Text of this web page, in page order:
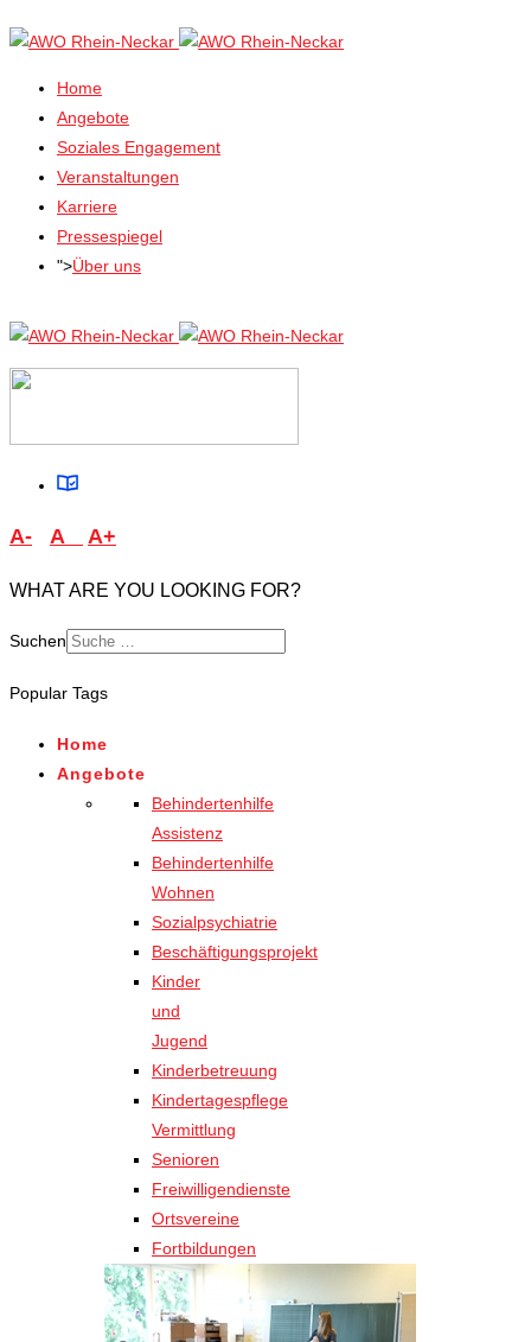
Home
Angebote
Soziales Engagement
Veranstaltungen
Karriere
Pressespiegel
">Über uns
A- A A+
WHAT ARE YOU LOOKING FOR?
Suchen
Popular Tags
Home
Angebote
Behindertenhilfe
Assistenz
Behindertenhilfe
Wohnen
Sozialpsychiatrie
Beschäftigungsprojekt
Kinder
und
Jugend
Kinderbetreuung
Kindertagespflege
Vermittlung
Senioren
Freiwilligendienste
Ortsvereine
Fortbildungen